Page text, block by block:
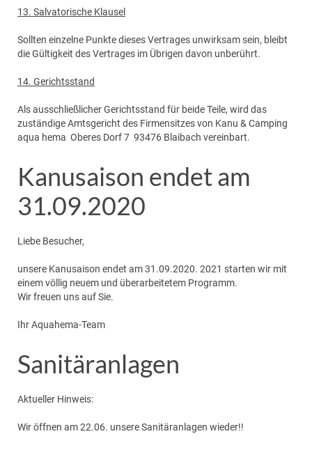
13. Salvatorische Klausel
Sollten einzelne Punkte dieses Vertrages unwirksam sein, bleibt
die Gültigkeit des Vertrages im Übrigen davon unberührt.
14. Gerichtsstand
Als ausschließlicher Gerichtsstand für beide Teile, wird das
zuständige Amtsgericht des Firmensitzes von Kanu & Camping
aqua hema Oberes Dorf 7 93476 Blaibach vereinbart.
Kanusaison endet am
31.09.2020
Liebe Besucher,
unsere Kanusaison endet am 31.09.2020. 2021 starten wir mit
einem völlig neuem und überarbeitetem Programm.
Wir freuen uns auf Sie.
Ihr Aquahema-Team
Sanitäranlagen
Aktueller Hinweis:
Wir öffnen am 22.06. unsere Sanitäranlagen wieder!!